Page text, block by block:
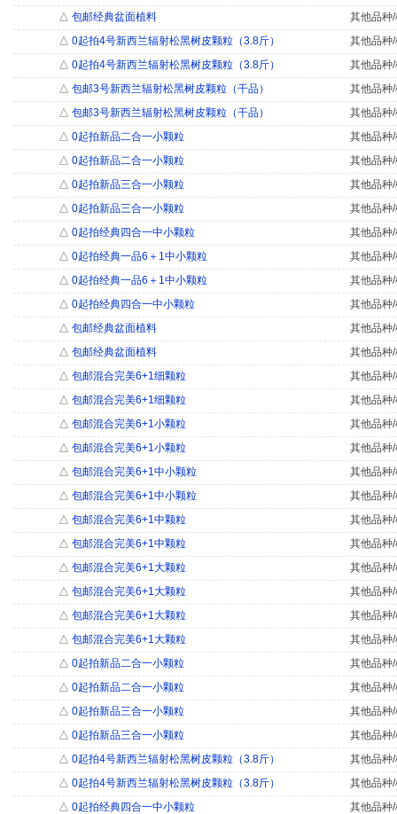
△ 包邮经典盆面植料
其他品种
△ 0起拍4号新西兰辐射松黑树皮颗粒（3.8斤）
其他品种
△ 0起拍4号新西兰辐射松黑树皮颗粒（3.8斤）
其他品种
△ 包邮3号新西兰辐射松黑树皮颗粒（干品）
其他品种
△ 包邮3号新西兰辐射松黑树皮颗粒（干品）
其他品种
△ 0起拍新品二合一小颗粒
其他品种
△ 0起拍新品二合一小颗粒
其他品种
△ 0起拍新品三合一小颗粒
其他品种
△ 0起拍新品三合一小颗粒
其他品种
△ 0起拍经典四合一中小颗粒
其他品种
△ 0起拍经典一品6＋1中小颗粒
其他品种
△ 0起拍经典一品6＋1中小颗粒
其他品种
△ 0起拍经典四合一中小颗粒
其他品种
△ 包邮经典盆面植料
其他品种
△ 包邮经典盆面植料
其他品种
△ 包邮混合完美6+1细颗粒
其他品种
△ 包邮混合完美6+1细颗粒
其他品种
△ 包邮混合完美6+1小颗粒
其他品种
△ 包邮混合完美6+1小颗粒
其他品种
△ 包邮混合完美6+1中小颗粒
其他品种
△ 包邮混合完美6+1中小颗粒
其他品种
△ 包邮混合完美6+1中颗粒
其他品种
△ 包邮混合完美6+1中颗粒
其他品种
△ 包邮混合完美6+1大颗粒
其他品种
△ 包邮混合完美6+1大颗粒
其他品种
△ 包邮混合完美6+1大颗粒
其他品种
△ 包邮混合完美6+1大颗粒
其他品种
△ 0起拍新品二合一小颗粒
其他品种
△ 0起拍新品二合一小颗粒
其他品种
△ 0起拍新品三合一小颗粒
其他品种
△ 0起拍新品三合一小颗粒
其他品种
△ 0起拍4号新西兰辐射松黑树皮颗粒（3.8斤）
其他品种
△ 0起拍4号新西兰辐射松黑树皮颗粒（3.8斤）
其他品种
△ 0起拍经典四合一中小颗粒
其他品种